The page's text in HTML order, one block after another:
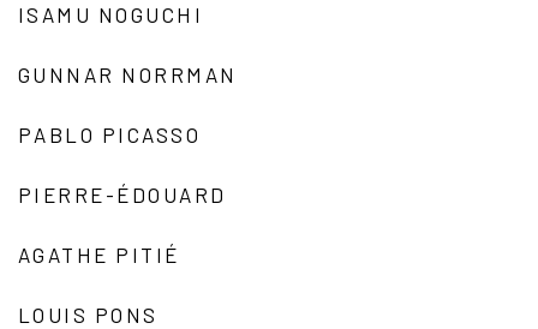
ISAMU NOGUCHI
GUNNAR NORRMAN
PABLO PICASSO
PIERRE-ÉDOUARD
AGATHE PITIÉ
LOUIS PONS